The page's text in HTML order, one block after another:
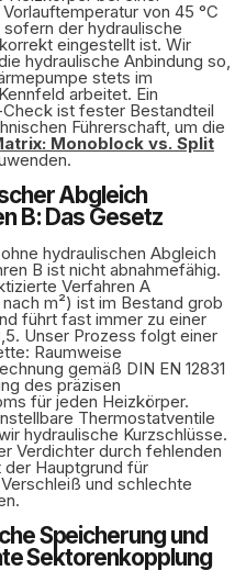
von 45 °C
sofern der hydraulische
eingestellt ist. Wir
hydraulische Anbindung so,
stets im
arbeitet. Ein
ist fester Bestandteil
Führerschaft, um die
Monoblock vs. Split
Abgleich
B: Das Gesetz
hydraulischen Abgleich
B ist nicht abnahmefähig.
Verfahren A
m²) ist im Bestand grob
führt fast immer zu einer
Unser Prozess folgt einer
Raumweise
gemäß DIN EN 12831
des präzisen
für jeden Heizkörper.
Thermostatventile
hydraulische Kurzschlüsse.
Verdichter durch fehlenden
Hauptgrund für
und schlechte
Speicherung und
Sektorenkopplung